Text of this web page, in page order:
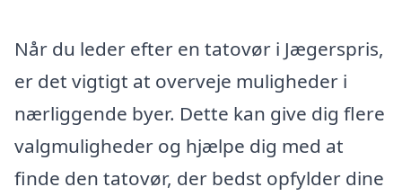
Når du leder efter en tatovør i Jægerspris,
er det vigtigt at overveje muligheder i
nærliggende byer. Dette kan give dig flere
valgmuligheder og hjælpe dig med at
finde den tatovør, der bedst opfylder dine